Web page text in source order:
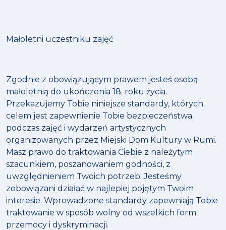
Małoletni uczestniku zajęć
Zgodnie z obowiązującym prawem jesteś osobą
małoletnią do ukończenia 18. roku życia.
Przekazujemy Tobie niniejsze standardy, których
celem jest zapewnienie Tobie bezpieczeństwa
podczas zajęć i wydarzeń artystycznych
organizowanych przez Miejski Dom Kultury w Rumi.
Masz prawo do traktowania Ciebie z należytym
szacunkiem, poszanowaniem godności, z
uwzględnieniem Twoich potrzeb. Jesteśmy
zobowiązani działać w najlepiej pojętym Twoim
interesie. Wprowadzone standardy zapewniają Tobie
traktowanie w sposób wolny od wszelkich form
przemocy i dyskryminacji.